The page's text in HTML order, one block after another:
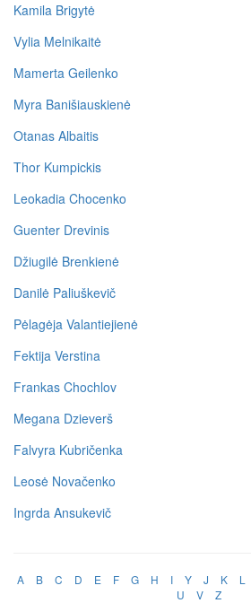
Kamila Brigytė
Vylia Melnikaitė
Mamerta Geilenko
Myra Banišiauskienė
Otanas Albaitis
Thor Kumpickis
Leokadia Chocenko
Guenter Drevinis
Džiugilė Brenkienė
Danilė Paliuškevič
Pėlagėja Valantiejienė
Fektija Verstina
Frankas Chochlov
Megana Dzieverš
Falvyra Kubričenka
Leosė Novačenko
Ingrda Ansukevič
A B C D E F G H I Y J K L
U
V Z